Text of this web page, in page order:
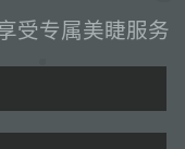
受专属美睫服务